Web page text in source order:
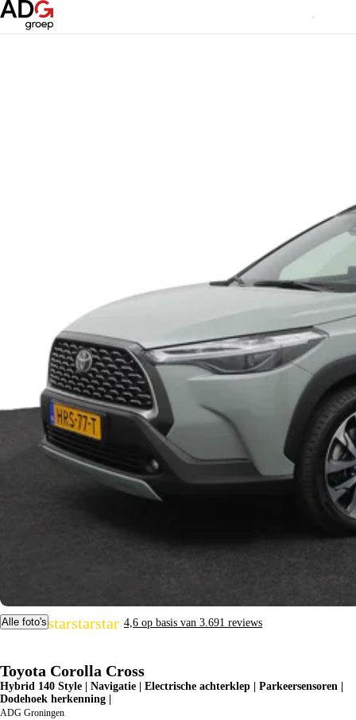
Alle foto's
starstarstarstarstar 4,6 op basis van 3.691 reviews
Toyota Corolla Cross
Hybrid 140 Style | Navigatie | Electrische achterklep | Parkeersensoren |
Dodehoek herkenning |
ADG Groningen